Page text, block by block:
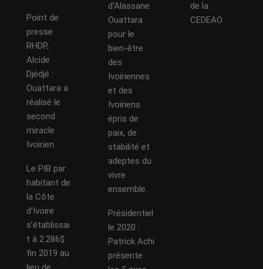
Point de
presse
RHDP,
Alcide
Djédjé :
Ouattara a
réalisé le
second
miracle
Ivoirien
Le PIB par
habitant de
la Côte
d’Ivoire
s’établissai
t à 2.286$
fin 2019 au
d’Alassane
Ouattara
pour le
bien-être
des
Ivoiriennes
et des
Ivoiriens
épris de
paix, de
stabilité et
adeptes du
vivre
ensemble.
Présidentiel
le 2020 :
Patrick Achi
présente
de la
CEDEAO